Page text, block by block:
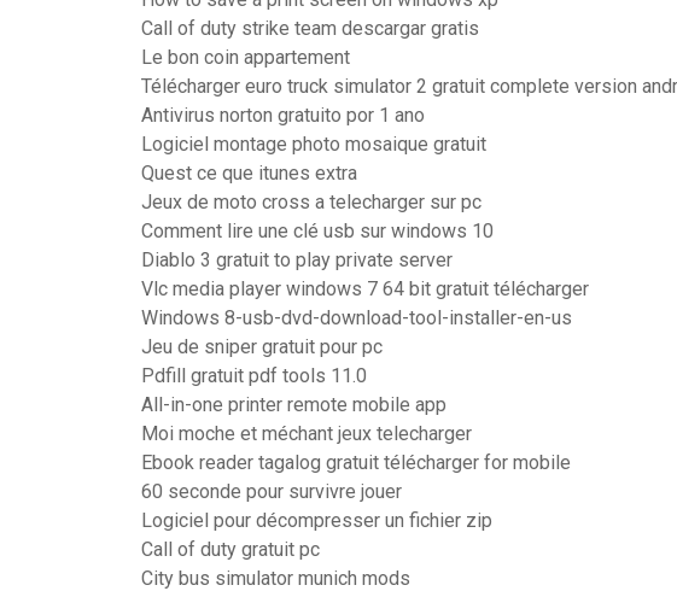
Call of duty strike team descargar gratis
Le bon coin appartement
Télécharger euro truck simulator 2 gratuit complete version
Antivirus norton gratuito por 1 ano
Logiciel montage photo mosaique gratuit
Quest ce que itunes extra
Jeux de moto cross a telecharger sur pc
Comment lire une clé usb sur windows 10
Diablo 3 gratuit to play private server
Vlc media player windows 7 64 bit gratuit télécharger
Windows 8-usb-dvd-download-tool-installer-en-us
Jeu de sniper gratuit pour pc
Pdfill gratuit pdf tools 11.0
All-in-one printer remote mobile app
Moi moche et méchant jeux telecharger
Ebook reader tagalog gratuit télécharger for mobile
60 seconde pour survivre jouer
Logiciel pour décompresser un fichier zip
Call of duty gratuit pc
City bus simulator munich mods